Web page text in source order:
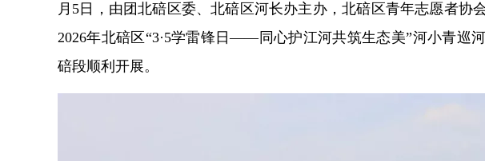
月5日，由团北碚区委、北碚区河长办主办，北碚区青年志愿者协
2026年北碚区“3·5学雷锋日——同心护江河共筑生态美”河小青巡
碚段顺利开展。